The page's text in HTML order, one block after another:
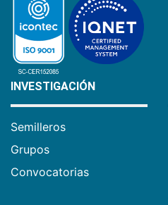
INVESTIGACIÓN
Semilleros
Grupos
Convocatorias